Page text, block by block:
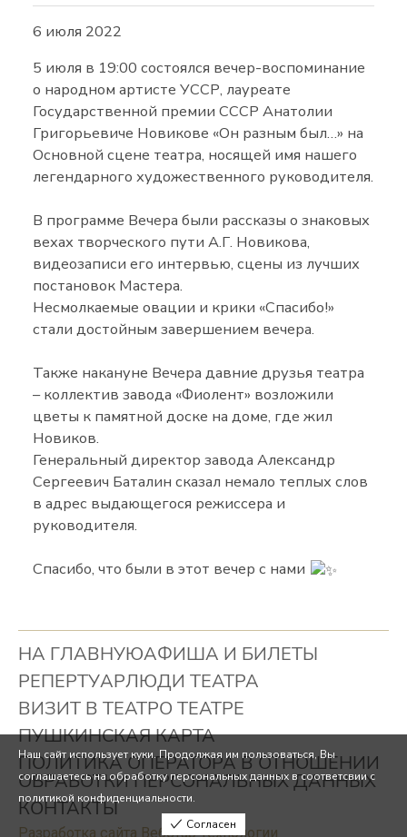
6 июля 2022
5 июля в 19:00 состоялся вечер-воспоминание
о народном артисте УССР, лауреате
Государственной премии СССР Анатолии
Григорьевиче Новикове «Он разным был…» на
Основной сцене театра, носящей имя нашего
легендарного художественного руководителя.
В программе Вечера были рассказы о знаковых
вехах творческого пути А.Г. Новикова,
видеозаписи его интервью, сцены из лучших
постановок Мастера.
Несмолкаемые овации и крики «Спасибо!»
стали достойным завершением вечера.
Также накануне Вечера давние друзья театра
– коллектив завода «Фиолент» возложили
цветы к памятной доске на доме, где жил
Новиков.
Генеральный директор завода Александр
Сергеевич Баталин сказал немало теплых слов
в адрес выдающегося режиссера и
руководителя.
Спасибо, что были в этот вечер с нами
НА ГЛАВНУЮАФИША И БИЛЕТЫ
РЕПЕРТУАРЛЮДИ ТЕАТРА
ВИЗИТ В ТЕАТРО ТЕАТРЕ
ПУШКИНСКАЯ КАРТА
ПОЛИТИКА ОПЕРАТОРА В ОТНОШЕНИИ
ОБРАБОТКИ ПЕРСОНАЛЬНЫХ ДАННЫХ
КОНТАКТЫ
Разработка сайта Вебстар Технологии
Наш сайт использует куки. Продолжая им пользоваться, Вы
соглашаетесь на обработку персональных данных в соответсвии с
политикой конфиденциальности.
Согласен